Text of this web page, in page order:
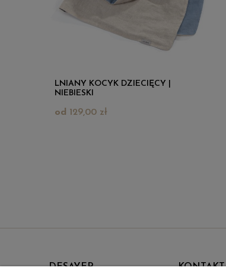
LNIANY KOCYK DZIECIĘCY |
NIEBIESKI
129,00 zł
DESAYER KONTAKT